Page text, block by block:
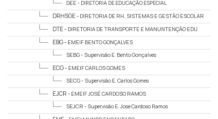
DEE - DIRETORIA DE EDUCAÇÃO ESPECIAL
DRHSGE - DIRETORIA DE RH, SISTEMAS E GESTÃO ESCOLAR
DTE - DIRETORIA DE TRANSPORTE E MANUNTENÇÃO EDU
EBG - EMEIF BENTO GONÇALVES
SEBG - Supervisão E. Bento Gonçalves
ECG - EMEIF CARLOS GOMES
SECG - Supervisão E. Carlos Gomes
EJCR - EMEIF JOSÉ CARDOSO RAMOS
SEJCR - Supervisão E. Jose Cardoso Ramos